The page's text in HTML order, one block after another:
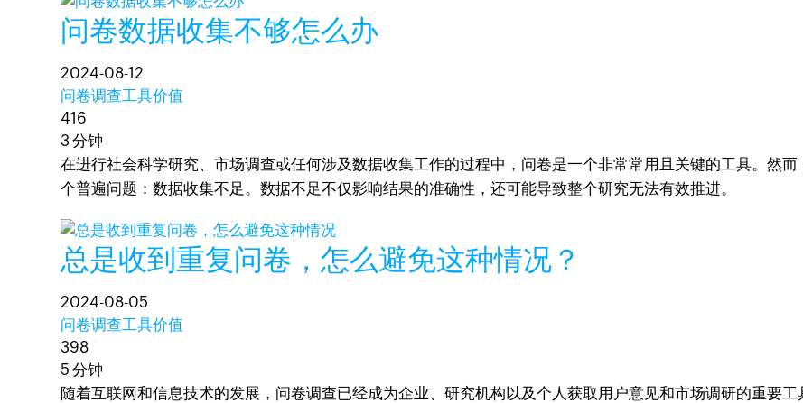
问卷数据收集不够怎么办
2024-08-12
问卷调查工具价值
416
3 分钟
在进行社会科学研究、市场调查或任何涉及数据收集工作的过程中，问卷是一个非常常用且关键的工具。然
个普遍问题：数据收集不足。数据不足不仅影响结果的准确性，还可能导致整个研究无法有效推进。
总是收到重复问卷，怎么避免这种情况？
2024-08-05
问卷调查工具价值
398
5 分钟
随着互联网和信息技术的发展，问卷调查已经成为企业、研究机构以及个人获取用户意见和市场调研的重要